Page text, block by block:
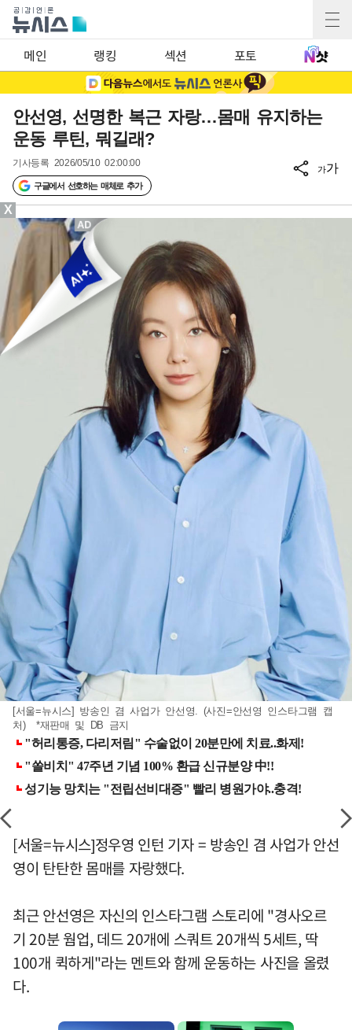
메인 랭킹 섹션 포토
안선영, 선명한 복근 자랑…몸매 유지하는
운동 루틴, 뭐길래?
기사등록 2026/05/10 02:00:00
구글에서 선호하는 매체로 추가
가가
[서울=뉴시스] 방송인 겸 사업가 안선영. (사진=안선영 인스타그램 캡
처) *재판매 및 DB 금지
[서울=뉴시스]정우영 인턴 기자 = 방송인 겸 사업가 안선
영이 탄탄한 몸매를 자랑했다.
최근 안선영은 자신의 인스타그램 스토리에 "경사오르
기 20분 웜업, 데드 20개에 스쿼트 20개씩 5세트, 딱
100개 퀵하게"라는 멘트와 함께 운동하는 사진을 올렸
다.
X